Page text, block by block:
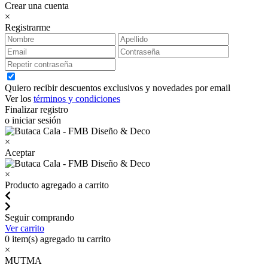
Crear una cuenta
×
Registrarme
Quiero recibir descuentos exclusivos y novedades por email
Ver los términos y condiciones
Finalizar registro
o iniciar sesión
×
Aceptar
×
Producto agregado a carrito
Seguir comprando
Ver carrito
0 item(s) agregado tu carrito
×
MUTMA